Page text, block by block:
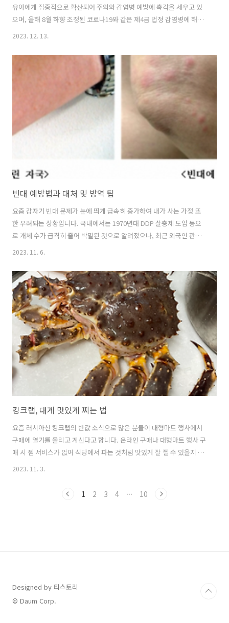
유아에게 집중적으로 확산되어 주의와 감염병 예방에 촉각을 세우고 있
으며, 올해 8월 하향 조정된 코로나19와 같은 제4급 법정 감염병에 해당
됩니다. 새로이 발병된 감염병은 아니지만, 증상이 나빠져 폐렴이나 기관
상 차지하고 예방 백신이 없어 집단감염 가능성이 큰 만큼 어린이집이나
학교 등 단체 생활을 하는 12세 미만 어린이는 주의가 필요합니다. 질병
관리청 마이코플라즈마 바로가기 1. 마이코플라즈마 페렴군 증상 마이코
플라즈마 폐렴은 마이코플라즈마 폐렴균에 의한 급성 호흡기감염증입니
다. 비말을 통해 감염된 후 2~3주 잠복기를 거쳐 고열과 흉통, 기침 등의
증상이 나타납니다..
2023. 12. 13.
빈대 예방법과 대처 및 방역 팁
요즘 갑자기 빈대 문제가 눈에 띄게 급속히 증가하여 내가 사는 가정 또
한 우려되는 상황입니다. 국내에서는 1970년대 DDP 살충제 도입 등으
로 개체 수가 급격히 줄어 박멸된 것으로 알려졌으나, 최근 외국인 관광
객 유입과 해외를 다녀온 내국인 증가 등으로 국내에서도 빈대 관련 신고
지 및 예방이 가장 중요한 시점이며, 이와 관련해서 알아보겠습니다. 빈
대 예방 및 관리 바로가기 1. 빈대란 ? 빈대는 감염병을 매개하는 해충은
아니지만, 흡혈로 인한 불편과 알레르기, 심리적 피로감을 주는 해충입니
다. 납작하며 1~6mm 길이로 갈색을 띰. 피를 빨아 생명을 유지하는 불
쾌곤충으로 전 세계에서 발견되며, 감염병을 옮기지는 않으나, 낮에 가
구, ..
2023. 11. 6.
킹크랩, 대게 맛있게 찌는 법
요즘 러시아산 킹크랩의 반값 소식으로 많은 분들이 대형마트 행사에서
구매에 열기를 올리고 계신다고 합니다. 온라인 구매나 대형마트 행사 구
매 시 찜 서비스가 없어 식당에서 파는 것처럼 맛있게 잘 찔 수 있을지 염
려되시는 분들도 많을 듯합니다. 집에서도 맛있게 드 실수 있게 찌는 방
법 1) 크랩의 표면을 흐르는 수돗물로 깨끗이 씻습니다. 2) 내장에 머금은
2023. 11. 3.
1 2 3 4 ··· 10
Designed by 티스토리
© Daum Corp.